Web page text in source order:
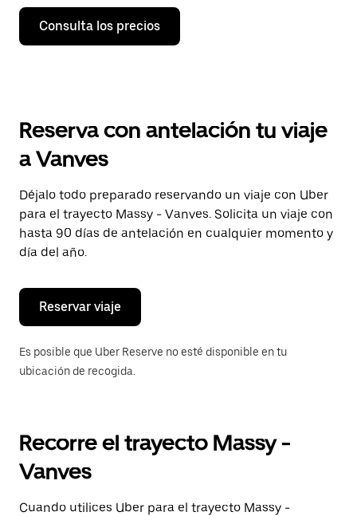
Pulsa
flecha
calendario
seleccionar
fecha.
Pulsa
el
botón
de
escape
cerrar
calendario.
Consulta los precios
Reserva con antelación tu viaje
a Vanves
Déjalo todo preparado reservando un viaje con Uber
para el trayecto Massy - Vanves. Solicita un viaje con
hasta 90 días de antelación en cualquier momento y
día del año.
Reservar viaje
Es posible que Uber Reserve no esté disponible en tu
ubicación de recogida.
Recorre el trayecto Massy -
Vanves
Cuando utilices Uber para el trayecto Massy -